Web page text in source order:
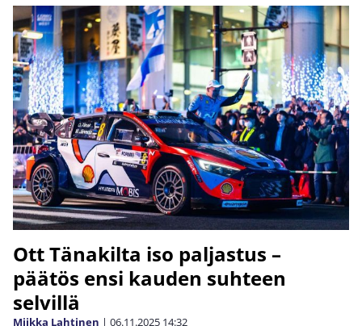
Ott Tänakilta iso paljastus –
päätös ensi kauden suhteen
selvillä
Miikka Lahtinen | 06.11.2025 14:32